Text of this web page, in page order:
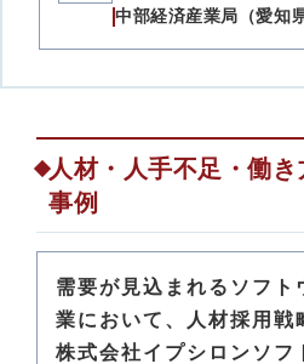
中部経済産業局（愛知県
人材・人手不足・働き
事例
需要が見込まれるソフト
業において、人材採用戦
株式会社イプシロンソフ